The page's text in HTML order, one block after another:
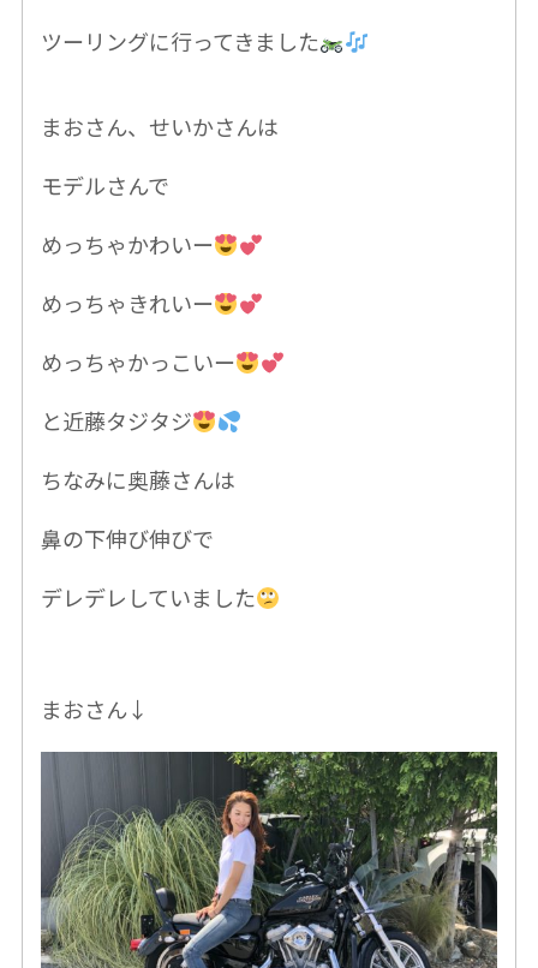
ツーリングに行ってきました
まおさん、せいかさんは
モデルさんで
めっちゃかわいー
めっちゃきれいー
めっちゃかっこいー
と近藤タジタジ
ちなみに奥藤さんは
鼻の下伸び伸びで
デレデレしていました
まおさん↓